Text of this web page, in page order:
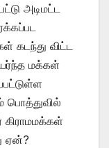
அடிமட்ட
கடந்து விட்ட
மக்கள்
பொத்துவில்
கிராமமக்கள்
ஏன்?